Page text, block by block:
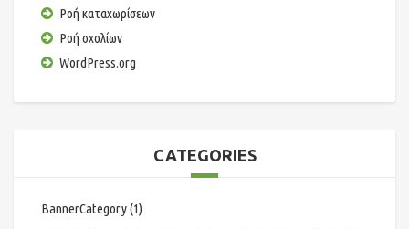
Ροή καταχωρίσεων
Ροή σχολίων
WordPress.org
CATEGORIES
BannerCategory(1)